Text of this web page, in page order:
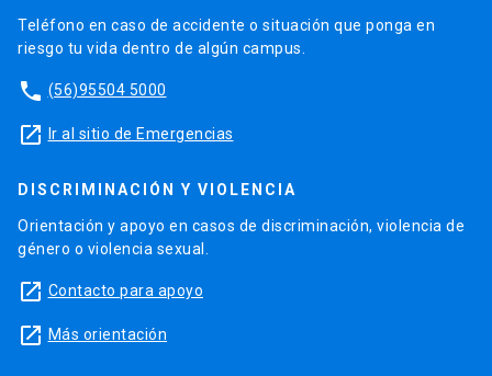
Teléfono en caso de accidente o situación que ponga en
riesgo tu vida dentro de algún campus.
phone (56)95504 5000
launch Ir al sitio de Emergencias
DISCRIMINACIÓN Y VIOLENCIA
Orientación y apoyo en casos de discriminación, violencia de
género o violencia sexual.
launch Contacto para apoyo
launch Más orientación